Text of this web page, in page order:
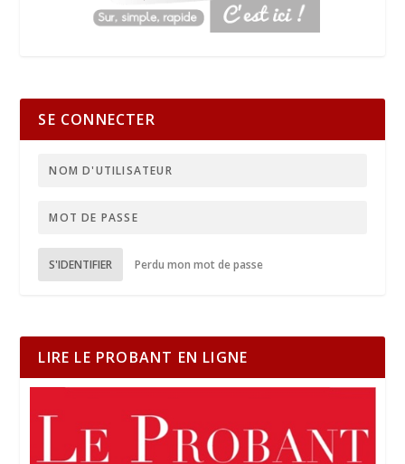
SE CONNECTER
S'IDENTIFIER Perdu mon mot de passe
LIRE LE PROBANT EN LIGNE